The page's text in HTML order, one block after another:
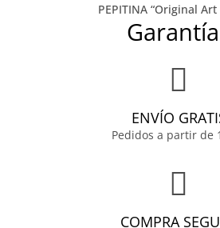
PEPITINA “Original Art
ENVÍO
Pedidos a partir de
COMPRA